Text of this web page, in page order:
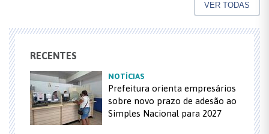
VER TODAS
RECENTES
NOTÍCIAS
Prefeitura orienta empresários
sobre novo prazo de adesão ao
Simples Nacional para 2027